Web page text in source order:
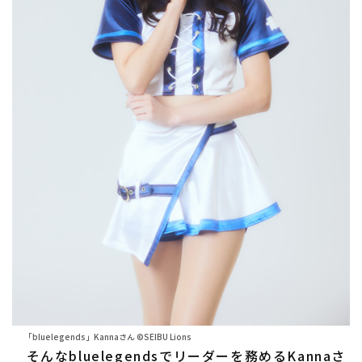
「bluelegends」Kannaさん ©SEIBU Lions
そんなbluelegendsでリーダーを務めるKannaさ